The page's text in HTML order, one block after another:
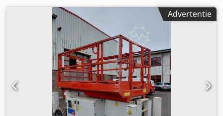
Advertentie